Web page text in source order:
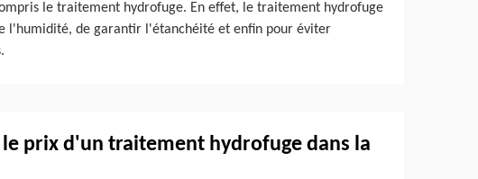
le traitement hydrofuge. En effet, le traitement hydrofuge
l'humidité, de garantir l'étanchéité et enfin pour éviter
prix d'un traitement hydrofuge dans la